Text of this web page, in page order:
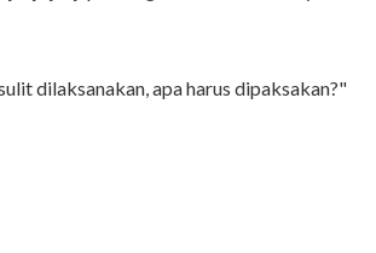
dilaksanakan, apa harus dipaksakan?"